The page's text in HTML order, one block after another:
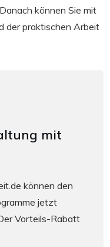
können Sie mit
der praktischen Arbeit
mit
können den
jetzt
Vorteils-Rabatt